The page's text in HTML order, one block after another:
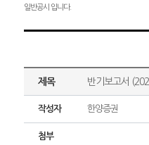
일반공시 입니다.
제목 반기보고서
작성자 한양증권
첨부